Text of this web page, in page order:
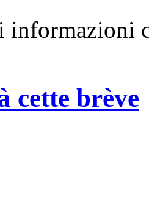
informazioni
cette brève